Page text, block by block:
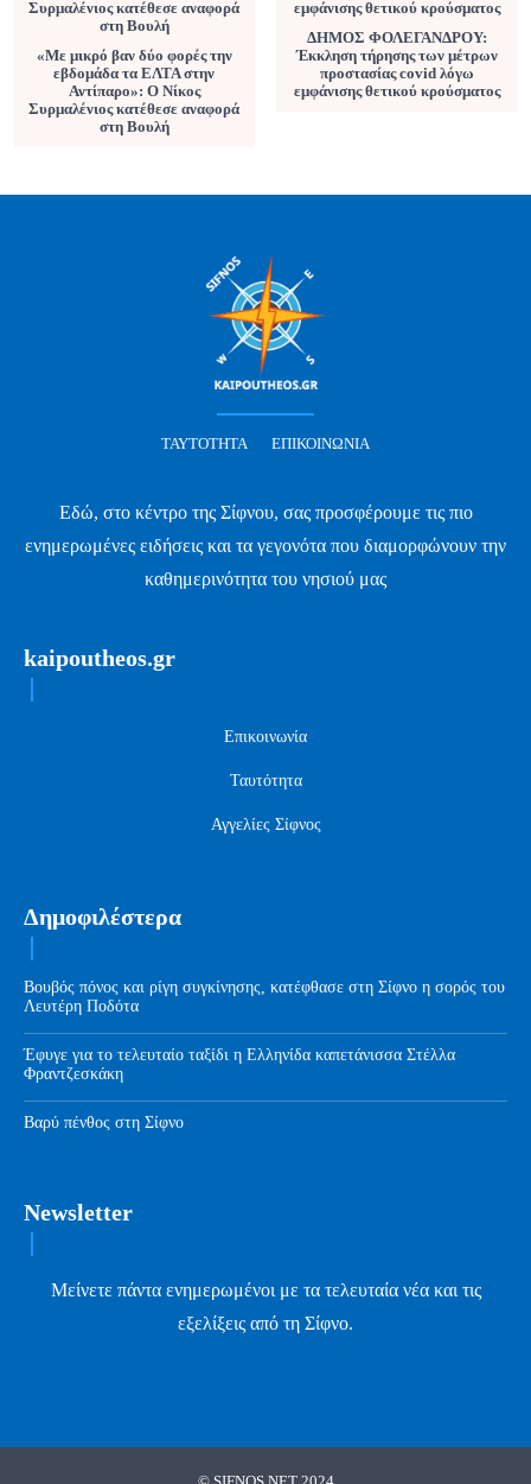
«Με μικρό βαν δύο φορές την
εβδομάδα τα ΕΛΤΑ στην
Αντίπαρο»: Ο Νίκος
Συρμαλένιος κατέθεσε αναφορά
στη Βουλή
ΔΗΜΟΣ ΦΟΛΕΓΑΝΔΡΟΥ:
Έκκληση τήρησης των μέτρων
προστασίας covid λόγω
εμφάνισης θετικού κρούσματος
ΤΑΥΤΌΤΗΤΑ ΕΠΙΚΟΙΝΩΝΊΑ
Εδώ, στο κέντρο της Σίφνου, σας προσφέρουμε τις πιο
ενημερωμένες ειδήσεις και τα γεγονότα που διαμορφώνουν την
καθημερινότητα του νησιού μας
kaipoutheos.gr
Επικοινωνία
Ταυτότητα
Αγγελίες Σίφνος
Δημοφιλέστερα
Βουβός πόνος και ρίγη συγκίνησης, κατέφθασε στη Σίφνο η σορός του
Λευτέρη Ποδότα
Έφυγε για το τελευταίο ταξίδι η Ελληνίδα καπετάνισσα Στέλλα
Φραντζεσκάκη
Βαρύ πένθος στη Σίφνο
Newsletter
Μείνετε πάντα ενημερωμένοι με τα τελευταία νέα και τις
εξελίξεις από τη Σίφνο.